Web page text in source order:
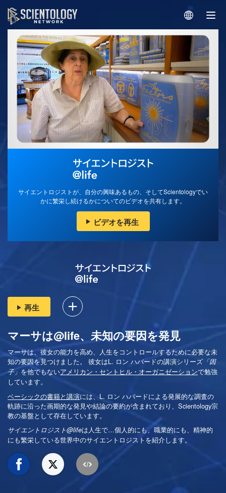
サイエントロジストが、自分の興味あるもの、そしてScientologyでい
かに繁栄し続けるかについてのビデオを共有します。
ビデオを再生
再生
マーサは@life、未知の要因を発見
マーサは、彼女の能力を高め、人生をコントロールするために必要な未
知の要因を見つけました。 彼女はL. ロン ハバードの講演シリーズ 「因
子」 を他でもないアメリカン・セントヒル・オーガニゼーションで勉強
しています。
ベーシックの書籍と講演には、L. ロン ハバードによる発展的な調査の
軌跡に沿った画期的な発見や結論の要約が含まれており、Scientology宗
教の基盤として存在しています。
サイエントロジスト@lifeは人生で…個人的にも、職業的にも、精神的
にも繁栄している世界中のサイエントロジストを紹介します。